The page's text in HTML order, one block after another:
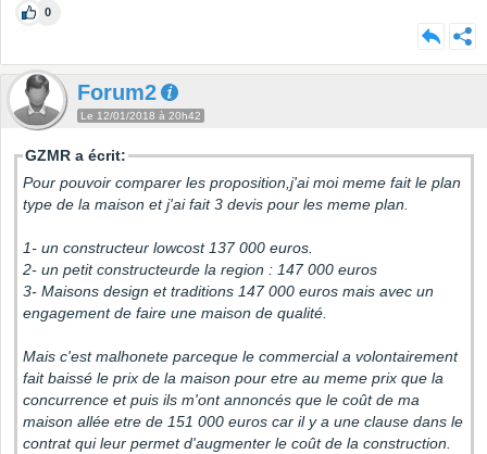
0
Forum2
Le 12/01/2018 à 20h42
GZMR a écrit:
Pour pouvoir comparer les proposition,j'ai moi meme fait le plan
type de la maison et j'ai fait 3 devis pour les meme plan.
1- un constructeur lowcost 137 000 euros.
2- un petit constructeurde la region : 147 000 euros
3- Maisons design et traditions 147 000 euros mais avec un
engagement de faire une maison de qualité.
Mais c'est malhonete parceque le commercial a volontairement
fait baissé le prix de la maison pour etre au meme prix que la
concurrence et puis ils m'ont annoncés que le coût de ma
maison allée etre de 151 000 euros car il y a une clause dans le
contrat qui leur permet d'augmenter le coût de la construction.